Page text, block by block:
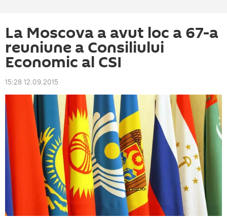
La Moscova a avut loc a 67-a
reuniune a Consiliului
Economic al CSI
15:28 12.09.2015